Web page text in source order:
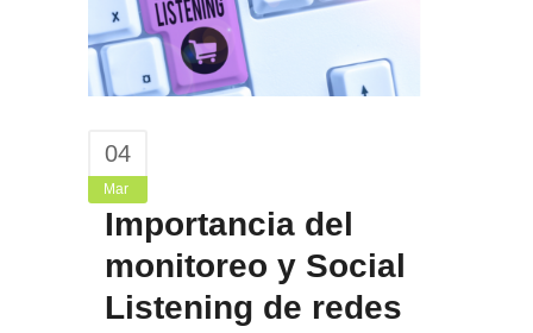
04
Mar
Importancia del
monitoreo y Social
Listening de redes